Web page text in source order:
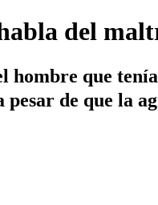
del
que
de que la